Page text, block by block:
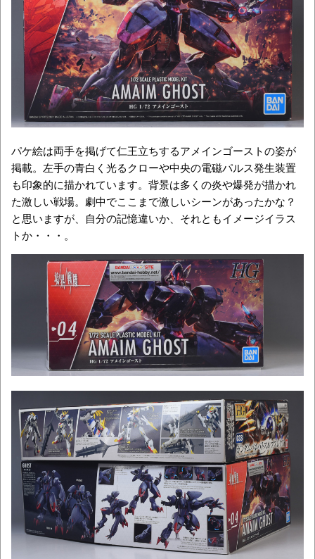
パケ絵は両手を掲げて仁王立ちするアメインゴーストの姿が
掲載。左手の青白く光るクローや中央の電磁パルス発生装置
も印象的に描かれています。背景は多くの炎や爆発が描かれ
た激しい戦場。劇中でここまで激しいシーンがあったかな？
と思いますが、自分の記憶違いか、それともイメージイラス
トか・・・。